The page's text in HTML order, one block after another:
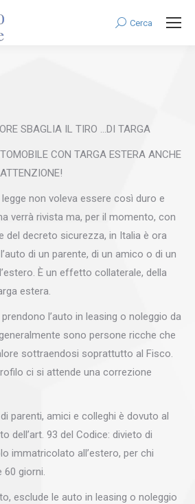
Search:
Cerca
SBAGLIA IL TIRO …DI TARGA
CON TARGA ESTERA ANCHE
non voleva essere così duro e
verrà rivista ma, per il momento, con
del decreto sicurezza, in Italia è ora
di un parente, di un amico o di un
È un effetto collaterale, della
estera.
l’auto in leasing o noleggio da
sono persone ricche che
sottraendosi soprattutto al Fisco.
ci si attende una correzione
parenti, amici e colleghi è dovuto al
dell’art. 93 del Codice: divieto di
immatricolato all’estero, per chi
60 giorni.
esclude le auto in leasing o noleggio